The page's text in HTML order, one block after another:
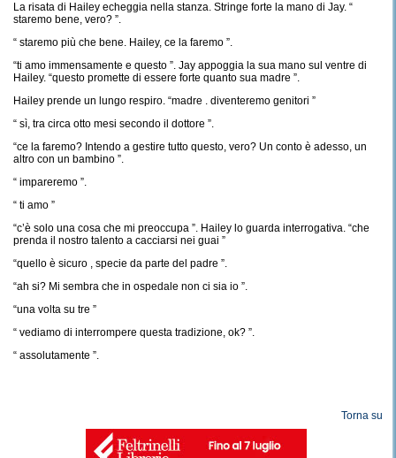
La risata di Hailey echeggia nella stanza. Stringe forte la mano di Jay. “
staremo bene, vero? ”.
“ staremo più che bene. Hailey, ce la faremo ”.
“ti amo immensamente e questo ”. Jay appoggia la sua mano sul ventre di
Hailey. “questo promette di essere forte quanto sua madre ”.
Hailey prende un lungo respiro. “madre . diventeremo genitori ”
“ sì, tra circa otto mesi secondo il dottore ”.
“ce la faremo? Intendo a gestire tutto questo, vero? Un conto è adesso, un
altro con un bambino ”.
“ impareremo ”.
“ ti amo ”
“c’è solo una cosa che mi preoccupa ”. Hailey lo guarda interrogativa. “che
prenda il nostro talento a cacciarsi nei guai ”
“quello è sicuro , specie da parte del padre ”.
“ah si? Mi sembra che in ospedale non ci sia io ”.
“una volta su tre ”
“ vediamo di interrompere questa tradizione, ok? ”.
“ assolutamente ”.
Torna su